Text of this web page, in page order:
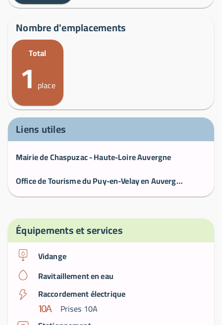
Nombre d'emplacements
Total
1 place
Liens utiles
Mairie de Chaspuzac - Haute-Loire Auvergne
Office de Tourisme du Puy-en-Velay en Auvergne Rhône-Alpes
Équipements et services
Vidange
Ravitaillement en eau
Raccordement électrique
Prises 10A